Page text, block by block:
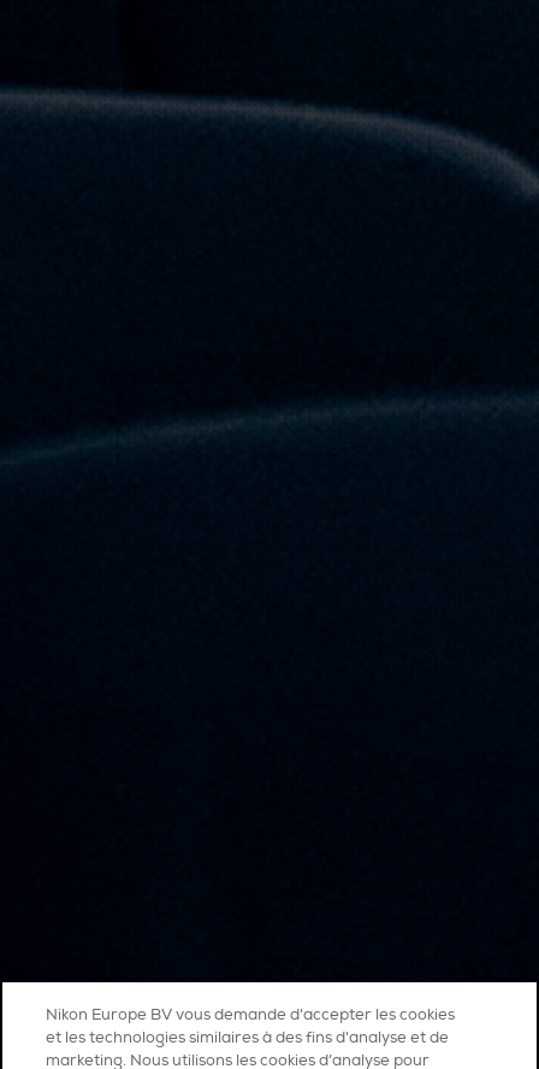
Nikon Europe BV vous demande d'accepter les cookies
et les technologies similaires à des fins d'analyse et de
marketing. Nous utilisons les cookies d’analyse pour